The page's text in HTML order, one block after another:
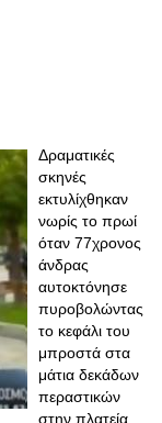
Δραματικές
σκηνές
εκτυλίχθηκαν
νωρίς το πρωί
όταν 77χρονος
άνδρας
αυτοκτόνησε
πυροβολώντας
το κεφάλι του
μπροστά στα
μάτια δεκάδων
περαστικών
στην πλατεία